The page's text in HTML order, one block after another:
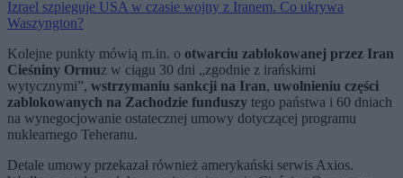
Izrael szpieguje USA w czasie wojny z Iranem. Co ukrywa
Waszyngton?
Kolejne punkty mówią m.in. o otwarciu zablokowanej przez Iran
Cieśniny Ormuz w ciągu 30 dni „zgodnie z irańskimi
wytycznymi”, wstrzymaniu sankcji na Iran, uwolnieniu części
zablokowanych na Zachodzie funduszy tego państwa i 60 dniach
na wynegocjowanie ostatecznej umowy dotyczącej programu
nuklearnego Teheranu.
Detale umowy przekazał również amerykański serwis Axios.